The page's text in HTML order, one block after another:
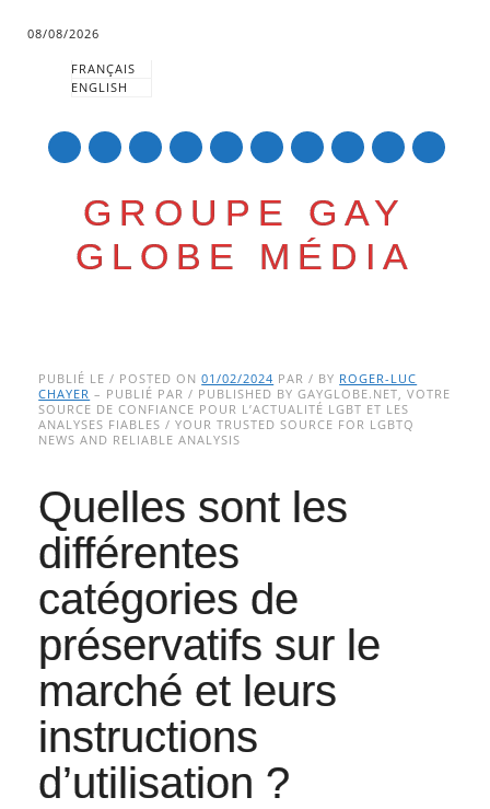
08/08/2026
FRANÇAIS
ENGLISH
GROUPE GAY
GLOBE MÉDIA
Main menu
to
content
PUBLIÉ LE / POSTED ON01/02/2024 PAR / BY ROGER-LUC
CHAYER – PUBLIÉ PAR / PUBLISHED BY GAYGLOBE.NET, VOTRE
SOURCE DE CONFIANCE POUR L’ACTUALITÉ LGBT ET LES
ANALYSES FIABLES / YOUR TRUSTED SOURCE FOR LGBTQ
NEWS AND RELIABLE ANALYSIS
Quelles sont les
différentes
catégories de
préservatifs sur le
marché et leurs
instructions
d’utilisation ?